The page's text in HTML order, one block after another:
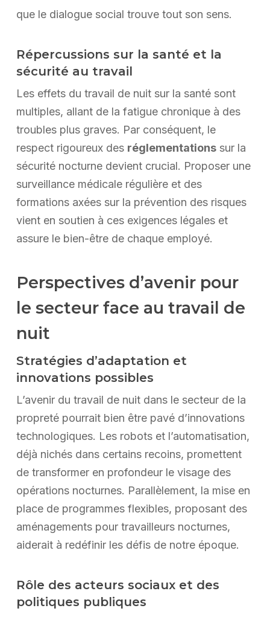
que le dialogue social trouve tout son sens.
Répercussions sur la santé et la
sécurité au travail
Les effets du travail de nuit sur la santé sont
multiples, allant de la fatigue chronique à des
troubles plus graves. Par conséquent, le
respect rigoureux des réglementationssur la
sécurité nocturne devient crucial. Proposer une
surveillance médicale régulière et des
formations axées sur la prévention des risques
vient en soutien à ces exigences légales et
assure le bien-être de chaque employé.
Perspectives d’avenir pour
le secteur face au travail de
nuit
Stratégies d’adaptation et
innovations possibles
L’avenir du travail de nuit dans le secteur de la
propreté pourrait bien être pavé d’innovations
technologiques. Les robots et l’automatisation,
déjà nichés dans certains recoins, promettent
de transformer en profondeur le visage des
opérations nocturnes. Parallèlement, la mise en
place de programmes flexibles, proposant des
aménagements pour travailleurs nocturnes,
aiderait à redéfinir les défis de notre époque.
Rôle des acteurs sociaux et des
politiques publiques